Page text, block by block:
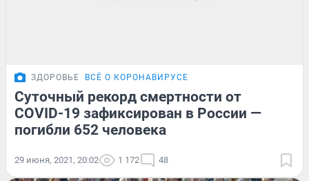
ЗДОРОВЬЕ ВСЁ О КОРОНАВИРУСЕ
Суточный рекорд смертности от
COVID-19 зафиксирован в России —
погибли 652 человека
29 июня, 2021, 20:02 1 172 48